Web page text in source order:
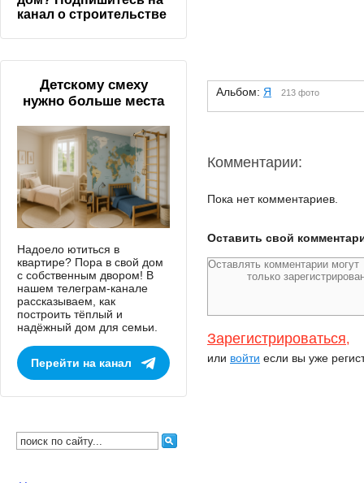
Альбом: Я 213 фото
Комментарии:
Пока нет комментариев.
Оставить свой
Зарегистрироваться,
или войти если вы уже
канал о строительстве
Детскому смеху
нужно больше места
Надоело ютиться в
квартире? Пора в свой дом
с собственным двором! В
нашем телеграм-канале
рассказываем, как
построить тёплый и
надёжный дом для семьи.
Перейти на канал